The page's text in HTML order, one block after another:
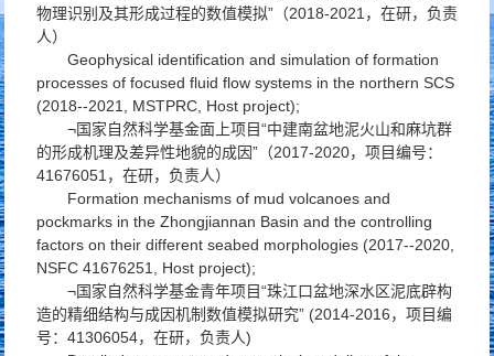
物理识别及其形成过程的数值模拟”（2018-2021，在研，负责
人）
Geophysical identification and simulation of formation
processes of focused fluid flow systems in the northern SCS
(2018--2021, MSTPRC, Host project);
¬国家自然科学基金面上项目“中建南盆地泥火山和麻坑群
的形成机理及差异性地貌的成因”（2017-2020，项目编号：
41676051，在研，负责人）
Formation mechanisms of mud volcanoes and
pockmarks in the Zhongjiannan Basin and the controlling
factors on their different seabed morphologies (2017--2020,
NSFC 41676251, Host project);
¬国家自然科学基金青年项目“珠江口盆地深水区泥底辟构
造的精细结构与成因机制数值模拟研究” (2014-2016，项目编
号：41306054，在研，负责人)